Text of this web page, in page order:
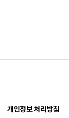
개인정보 처리방침